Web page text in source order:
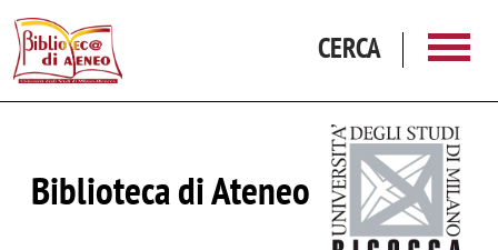
CERCA
Biblioteca di Ateneo